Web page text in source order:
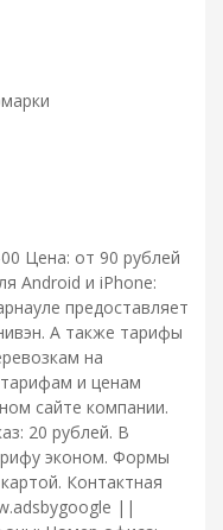
Цена: от 90 рублей
Android и iPhone:
предоставляет
А также тарифы
на
и ценам
сайте компании.
20 рублей. В
эконом. Формы
Контактная
||